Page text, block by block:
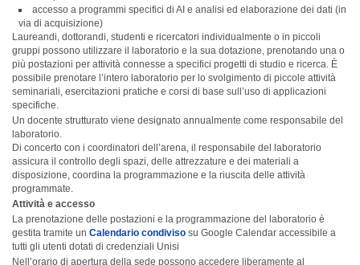
accesso a programmi specifici di AI e analisi ed elaborazione dei dati (in
via di acquisizione)
Laureandi, dottorandi, studenti e ricercatori individualmente o in piccoli
gruppi possono utilizzare il laboratorio e la sua dotazione, prenotando una o
più postazioni per attività connesse a specifici progetti di studio e ricerca. È
possibile prenotare l’intero laboratorio per lo svolgimento di piccole attività
seminariali, esercitazioni pratiche e corsi di base sull’uso di applicazioni
specifiche.
Un docente strutturato viene designato annualmente come responsabile del
laboratorio.
Di concerto con i coordinatori dell’arena, il responsabile del laboratorio
assicura il controllo degli spazi, delle attrezzature e dei materiali a
disposizione, coordina la programmazione e la riuscita delle attività
programmate.
Attività e accesso
La prenotazione delle postazioni e la programmazione del laboratorio è
gestita tramite un Calendario condiviso su Google Calendar accessibile a
tutti gli utenti dotati di credenziali Unisi
Nell’orario di apertura della sede possono accedere liberamente al